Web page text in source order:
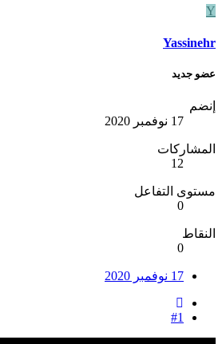
Y
Yassinehr
عضو جديد
إنضم
17 نوفمبر 2020
المشاركات
12
مستوى التفاعل
0
النقاط
0
17 نوفمبر 2020
#1